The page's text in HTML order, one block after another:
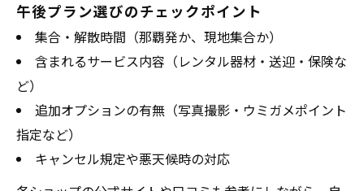
午後プラン選びのチェックポイント
集合・解散時間（那覇発か、現地集合か）
含まれるサービス内容（レンタル器材・送迎・保険な
ど）
追加オプションの有無（写真撮影・ウミガメポイント
指定など）
キャンセル規定や悪天候時の対応